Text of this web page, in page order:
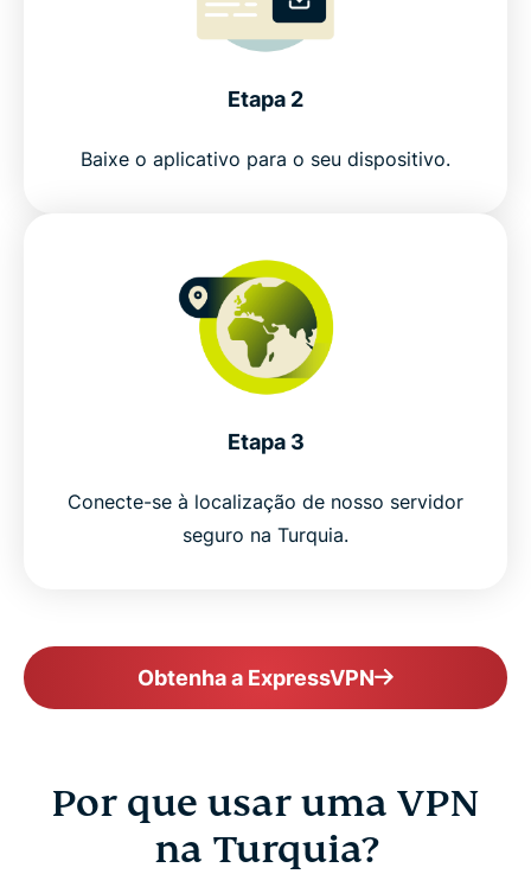
Obtenha, sem compromisso, uma VPN para a
Get a Turkey VPN in 3 easy steps
ExpressVPN vs. free VPNs in Turkey
Why choose ExpressVPN for Turkey
Popular VPN locations for Turkish users
Get ExpressVPN for Turkey risk-free
Etapa 2
Baixe o aplicativo para o seu dispositivo.
Etapa 3
Conecte-se à localização de nosso servidor
seguro na Turquia.
Obtenha a ExpressVPN
Por que usar uma VPN
na Turquia?